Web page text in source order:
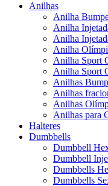
Anilhas
Anilha
Anilha
Anilha
Anilha
Anilha Sport
Anilha Sport
Anilhas
Anilhas
Anilhas
Anilhas para
Halteres
Dumbbells
Dumbbell
Dumbbell
Dumbbells
Dumbbells